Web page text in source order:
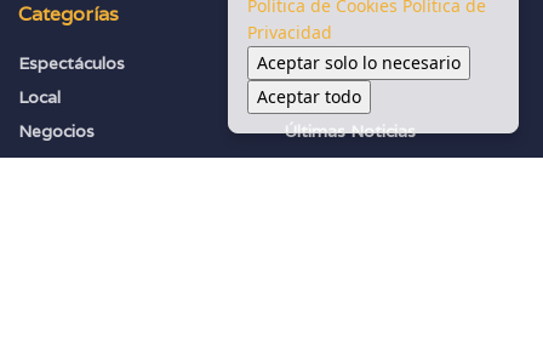
Categorías
Espectáculos
Local
Negocios
Política
Seguridad
Sociedad
Últimas Noticias
Vialidades
Política de Cookies Política de
Privacidad
Aceptar solo lo necesario
Aceptar todo